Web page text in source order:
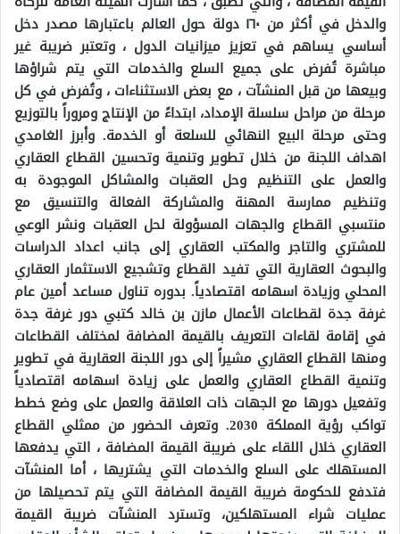
والدخل في أكثر من ١٦٠ دولة حول العالم باعتبارها مصدر دخل
أساسي يساهم في تعزيز ميزانيات الدول ، وتعتبر ضريبة غير
مباشرة تُفرض على جميع السلع والخدمات التي يتم شراؤها
وبيعها من قبل المنشآت ، مع بعض الاستثناءات ، وتُفرض في كل
مرحلة من مراحل سلسلة الإمداد، ابتداءً من الإنتاج ومروراً بالتوزيع
وحتى مرحلة البيع النهائي للسلعة أو الخدمة. وأبرز الغامدي
اهداف اللجنة من خلال تطوير وتنمية وتحسين القطاع العقاري
والعمل على التنظيم وحل العقبات والمشاكل الموجودة به
وتنظيم ممارسة المهنة والمشاركة الفعالة والتنسيق مع
منتسبي القطاع والجهات المسؤولة لحل العقبات ونشر الوعي
للمشتري والتاجر والمكتب العقاري إلى جانب اعداد الدراسات
والبحوث العقارية التي تفيد القطاع وتشجيع الاستثمار العقاري
المحلي وزيادة اسهامه اقتصادياً. بدوره تناول مساعد أمين عام
غرفة جدة لقطاعات الأعمال مازن بن خالد كتبي دور غرفة جدة
في إقامة لقاءات التعريف بالقيمة المضافة لمختلف القطاعات
ومنها القطاع العقاري مشيراً إلى دور اللجنة العقارية في تطوير
وتنمية القطاع العقاري والعمل على زيادة اسهامه اقتصادياً
وتفعيل دورها مع الجهات ذات العلاقة والعمل على وضع خطط
تواكب رؤية المملكة 2030.
وتعرف الحضور من ممثلي القطاع
العقاري خلال اللقاء على ضريبة القيمة المضافة ، التي يدفعها
المستهلك على السلع والخدمات التي يشتريها ، أما المنشآت
فتدفع للحكومة ضريبة القيمة المضافة التي يتم تحصيلها من
عمليات شراء المستهلكين، وتسترد المنشآت ضريبة القيمة